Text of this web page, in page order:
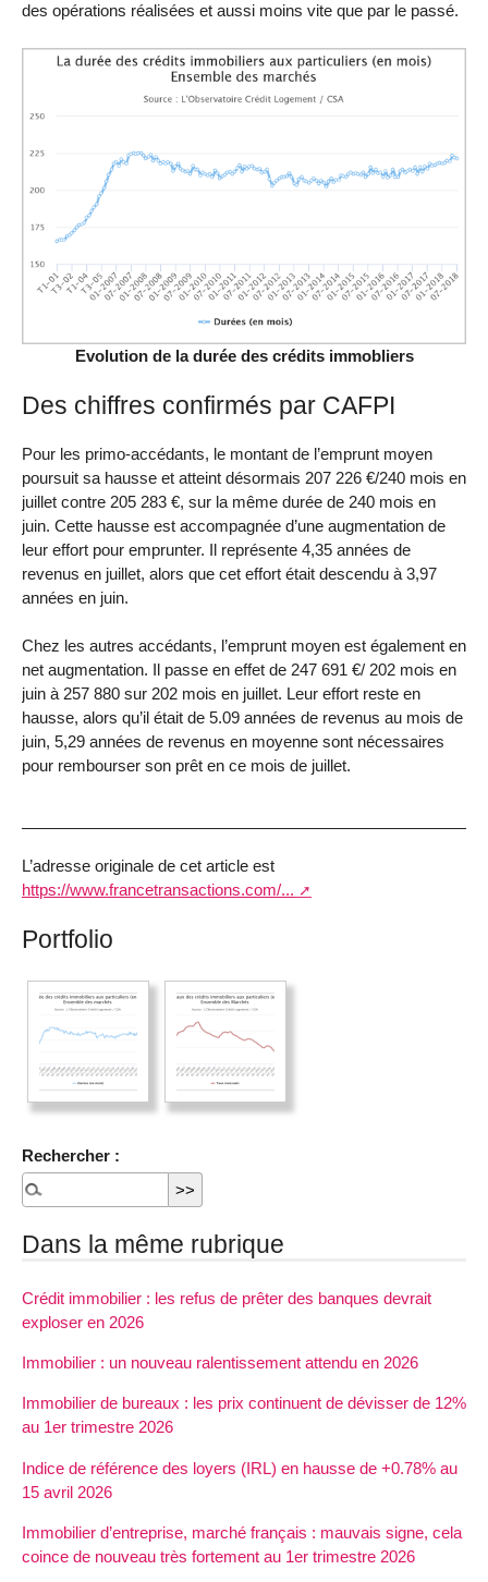
des opérations réalisées et aussi moins vite que par le passé.
Evolution de la durée des crédits immobliers
Des chiffres confirmés par CAFPI
Pour les primo-accédants, le montant de l’emprunt moyen
poursuit sa hausse et atteint désormais 207 226 €/240 mois en
juillet contre 205 283 €, sur la même durée de 240 mois en
juin. Cette hausse est accompagnée d’une augmentation de
leur effort pour emprunter. Il représente 4,35 années de
revenus en juillet, alors que cet effort était descendu à 3,97
années en juin.
Chez les autres accédants, l’emprunt moyen est également en
net augmentation. Il passe en effet de 247 691 €/ 202 mois en
juin à 257 880 sur 202 mois en juillet. Leur effort reste en
hausse, alors qu’il était de 5.09 années de revenus au mois de
juin, 5,29 années de revenus en moyenne sont nécessaires
pour rembourser son prêt en ce mois de juillet.
L’adresse originale de cet article est
https://www.francetransactions.com/...
Portfolio
Rechercher :
Dans la même rubrique
Crédit immobilier : les refus de prêter des banques devrait
exploser en 2026
Immobilier : un nouveau ralentissement attendu en 2026
Immobilier de bureaux : les prix continuent de dévisser de 12%
au 1er trimestre 2026
Indice de référence des loyers (IRL) en hausse de +0.78% au
15 avril 2026
Immobilier d’entreprise, marché français : mauvais signe, cela
coince de nouveau très fortement au 1er trimestre 2026